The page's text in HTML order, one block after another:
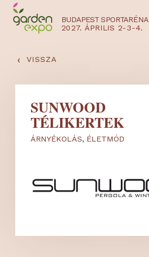
BUDAPEST SPORTARÉNA
2027. ÁPRILIS 2-3-4.
‹ VISSZA
SUNWOOD
TÉLIKERTEK
ÁRNYÉKOLÁS, ÉLETMÓD